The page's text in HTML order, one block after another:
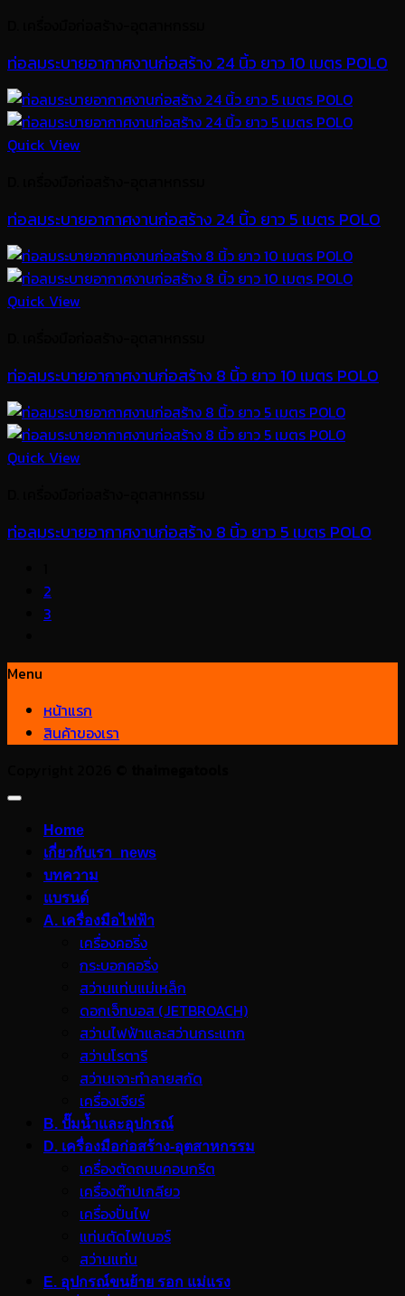
ท่อลมระบายอากาศงานก่อสร้าง 24 นิ้ว ยาว 10 เมตร POLO
Quick View
ท่อลมระบายอากาศงานก่อสร้าง 24 นิ้ว ยาว 5 เมตร POLO
Quick View
ท่อลมระบายอากาศงานก่อสร้าง 8 นิ้ว ยาว 10 เมตร POLO
Quick View
ท่อลมระบายอากาศงานก่อสร้าง 8 นิ้ว ยาว 5 เมตร POLO
2
3
Menu
หน้าแรก
สินค้าของเรา
Home
เกี่ยวกับเรา_news
บทความ
แบรนด์
A. เครื่องมือไฟฟ้า
เครื่องคอริ่ง
กระบอกคอริ่ง
สว่านแท่นแม่เหล็ก
ดอกเจ็ทบอส (JETBROACH)
สว่านไฟฟ้าและสว่านกระแทก
สว่านโรตารี
สว่านเจาะทำลายสกัด
เครื่องเจียร์
B. ปั๊มน้ำและอุปกรณ์
D. เครื่องมือก่อสร้าง-อุตสาหกรรม
เครื่องตัดถนนคอนกรีต
เครื่องต๊าปเกลียว
เครื่องปั่นไฟ
แท่นตัดไฟเบอร์
สว่านแท่น
E. อุปกรณ์ขนย้าย รอก แม่แรง